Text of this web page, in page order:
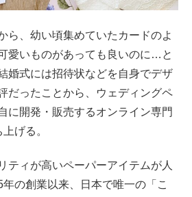
ら、幼い頃集めていたカードのよ
愛いものがあっても良いのに…と
婚式には招待状などを自身でデザ
だったことから、ウェディングペ
に開発・販売するオンライン専門
げる。
ティが高いペーパーアイテムが人
の創業以来、日本で唯一の「こ